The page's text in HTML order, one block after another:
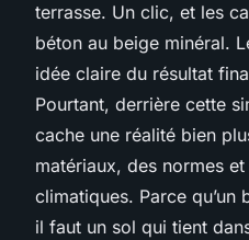
terrasse. Un clic, et les
béton au beige minéral.
idée claire du résultat
Pourtant, derrière cette
cache une réalité bien
matériaux, des normes
climatiques. Parce qu’un
il faut un sol qui tient